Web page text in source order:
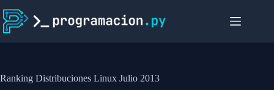
al
contenido
Ranking Distribuciones Linux Julio 2013